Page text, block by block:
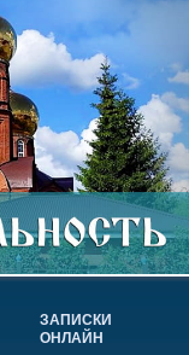
ЗАПИСКИ
ОНЛАЙН